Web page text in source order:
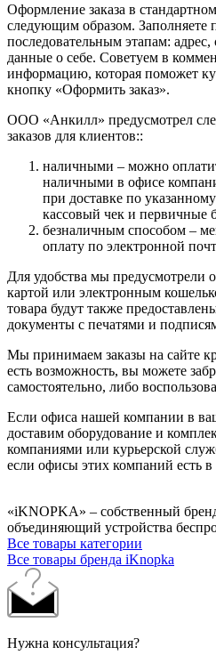
Оформление заказа в
следующим образом. Заполняете
последовательным этапам:
данные о себе. Советуем в
информацию, которая поможет
кнопку «Оформить заказ».
ООО «Анкилл» предусмотрел
заказов для клиентов::
наличными – можно
наличными в офисе
при доставке по
кассовый чек и первичные
безналичным способом –
оплату по электронной
Для удобства мы предусмотрели
картой или электронным
товара будут также
документы с печатями и
Мы принимаем заказы на сайте
есть возможность, вы можете
самостоятельно, либо
Если офиса нашей компании в
доставим оборудование и
компаниями или курьерской
если офисы этих компаний есть
«iKNOPKA» – собственный
объединяющий устройства
Все товары категории
Все товары бренда iKnopka
Нужна консультация?